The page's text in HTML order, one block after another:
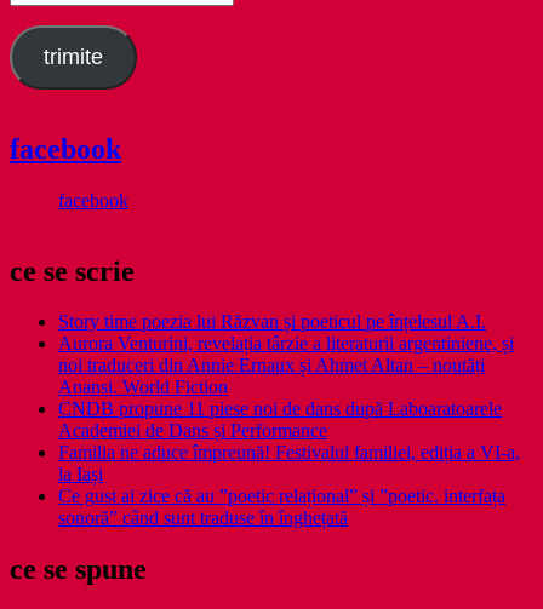
email
trimite
facebook
facebook
ce se scrie
Story time poezia lui Răzvan și poeticul pe înțelesul A.I.
Aurora Venturini, revelația târzie a literaturii argentiniene, și
noi traduceri din Annie Ernaux și Ahmet Altan – noutăți
Anansi. World Fiction
CNDB propune 11 piese noi de dans după Laboaratoarele
Academiei de Dans și Performance
Familia ne aduce împreună! Festivalul familiei, ediția a VI-a,
la Iași
Ce gust ai zice că au ”poetic relațional” și ”poetic. interfața
sonoră” când sunt traduse în înghețată
ce se spune